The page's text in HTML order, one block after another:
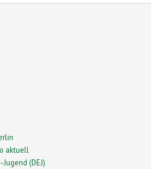
aktuell
(DEJ)